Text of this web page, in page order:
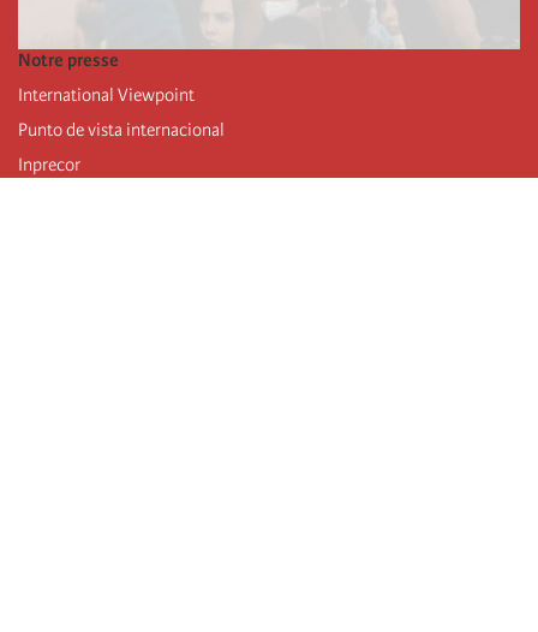
Notre presse
International Viewpoint
Punto de vista internacional
Inprecor